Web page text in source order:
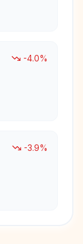
-4.0%
-3.9%